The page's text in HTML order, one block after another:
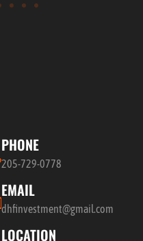
PHONE
205-729-0778
EMAIL
dhfinvestment@gmail.com
LOCATION